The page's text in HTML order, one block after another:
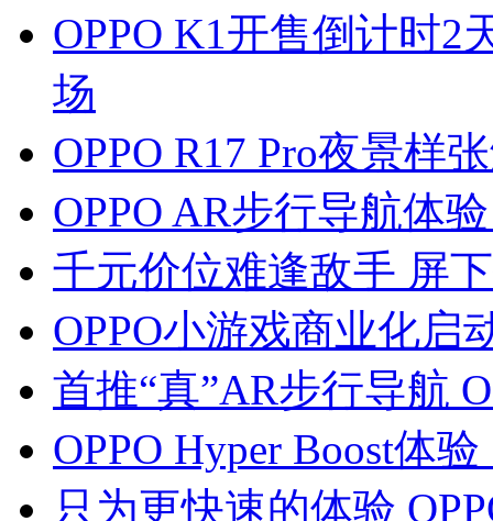
OPPO K1开售倒计时2
场
OPPO R17 Pro夜景样
OPPO AR步行导航体
千元价位难逢敌手 屏
OPPO小游戏商业化启
首推“真”AR步行导航
OPPO Hyper Boost体
只为更快速的体验